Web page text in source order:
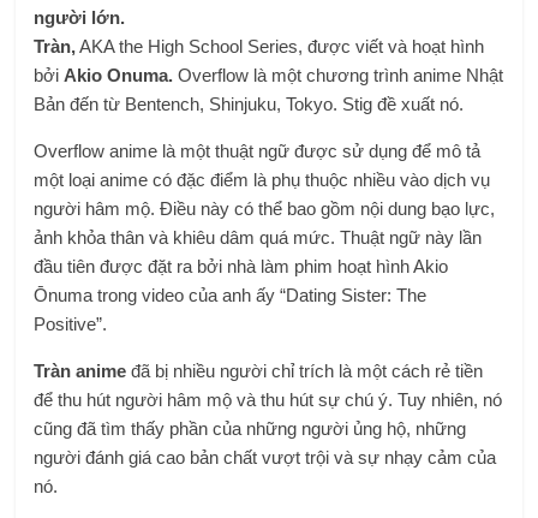
người lớn.
Tràn,AKA the High School Series, được viết và hoạt hình
bởi Akio Onuma.Overflow là một chương trình anime Nhật
Bản đến từ Bentench, Shinjuku, Tokyo. Stig đề xuất nó.
Overflow anime là một thuật ngữ được sử dụng để mô tả
một loại anime có đặc điểm là phụ thuộc nhiều vào dịch vụ
người hâm mộ. Điều này có thể bao gồm nội dung bạo lực,
ảnh khỏa thân và khiêu dâm quá mức. Thuật ngữ này lần
đầu tiên được đặt ra bởi nhà làm phim hoạt hình Akio
Ōnuma trong video của anh ấy “Dating Sister: The
Positive”.
Tràn anime đã bị nhiều người chỉ trích là một cách rẻ tiền
để thu hút người hâm mộ và thu hút sự chú ý. Tuy nhiên, nó
cũng đã tìm thấy phần của những người ủng hộ, những
người đánh giá cao bản chất vượt trội và sự nhạy cảm của
nó.